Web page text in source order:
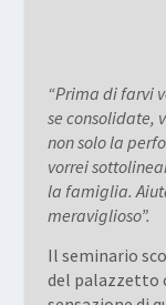
“Prima di farvi
se consolidate,
non solo la
vorrei
la famiglia.
meraviglioso”.
Il seminario
del palazzetto